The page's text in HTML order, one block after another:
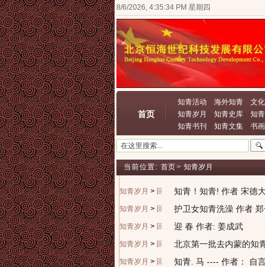
8/6/2026, 4:35:34 PM 星期四
首页
知青活动 海外知青 文
知青岁月
知青史库 知
知青书刊
知青文集 书
当前位置: 首页> 知青岁月
知青岁月 > 回忆往昔知青！知青! 作者 宋德
知青岁月 > 回忆往昔护卫女知青洗澡 作者
知青岁月 > 回忆往昔迎 春 作者: 姜成武
知青岁月 > 回忆往昔北京第一批去内蒙的知
知青岁月 > 回忆往昔知青. 马 ---- 作者： 自